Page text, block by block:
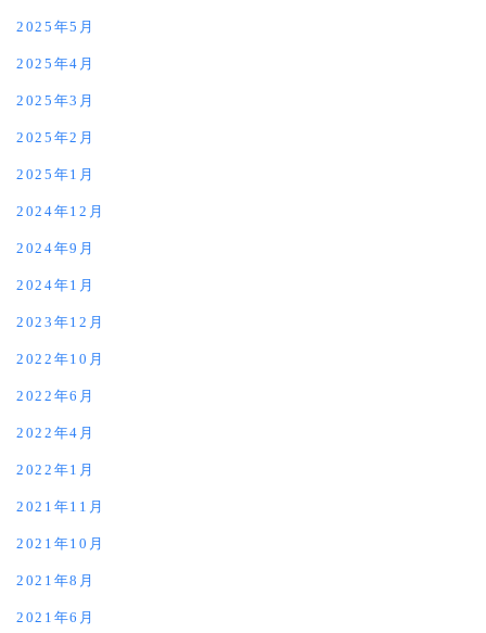
2025年5月
2025年4月
2025年3月
2025年2月
2025年1月
2024年12月
2024年9月
2024年1月
2023年12月
2022年10月
2022年6月
2022年4月
2022年1月
2021年11月
2021年10月
2021年8月
2021年6月